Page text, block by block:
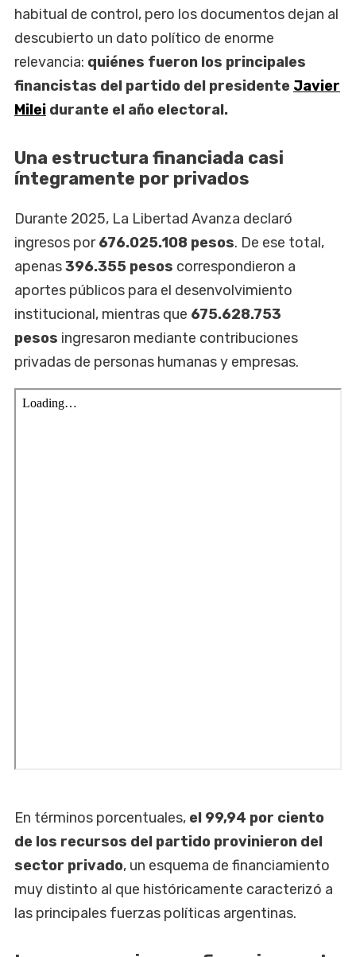
habitual de control, pero los documentos dejan al
descubierto un dato político de enorme
relevancia: quiénes fueron los principales
financistas del partido del presidente Javier
Milei durante el año electoral.
Una estructura financiada casi
íntegramente por privados
Durante 2025, La Libertad Avanza declaró
ingresos por676.025.108 pesos. De ese total,
apenas396.355 pesos correspondieron a
aportes públicos para el desenvolvimiento
institucional, mientras que 675.628.753
pesos ingresaron mediante contribuciones
privadas de personas humanas y empresas.
En términos porcentuales, el 99,94 por ciento
de los recursos del partido provinieron del
sector privado, un esquema de financiamiento
muy distinto al que históricamente caracterizó a
las principales fuerzas políticas argentinas.